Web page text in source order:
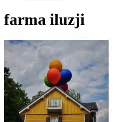
farma iluzji